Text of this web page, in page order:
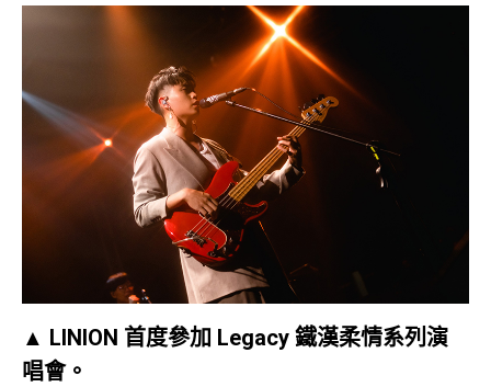
▲ LINION 首度參加 Legacy 鐵漢柔情系列演
唱會。